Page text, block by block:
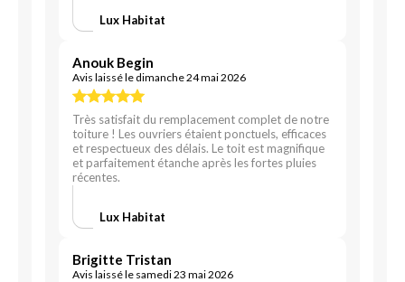
Lux Habitat
Anouk Begin
Avis laissé le dimanche 24 mai 2026
Très satisfait du remplacement complet de notre
toiture ! Les ouvriers étaient ponctuels, efficaces
et respectueux des délais. Le toit est magnifique
et parfaitement étanche après les fortes pluies
récentes.
Lux Habitat
Brigitte Tristan
Avis laissé le samedi 23 mai 2026